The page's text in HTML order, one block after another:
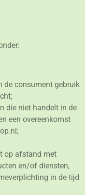
de consument gebruik
die niet handelt in de
een overeenkomst
op afstand met
en/of diensten,
in de tijd